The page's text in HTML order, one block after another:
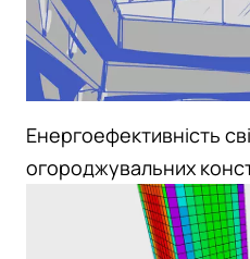
Енергоефективність
огороджувальних